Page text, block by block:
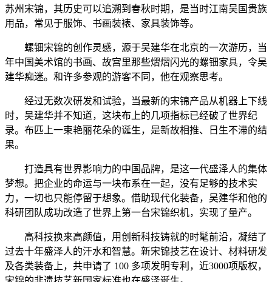
苏州宋锦，其历史可以追溯到春秋时期，是当时江南吴国贵族
用品，常见于服饰、书画装裱、家具装饰等。
螺钿宋锦的创作灵感，源于吴建华在北京的一次游历，当
年中国美术馆的书画、故宫里那些熠熠闪光的螺钿家具，令吴
建华痴迷。和许多参观的游客不同，他在观察思考。
经过无数次研发和试验，当最新的宋锦产品从机器上下线
时，吴建华并不知道，这块布上的几项指标已经破了世界纪
录。布匹上一束艳丽花朵的诞生，是新故相推、日生不滞的结
果。
打造具有世界影响力的中国品牌，是这一代盛泽人的集体
梦想。把企业的命运与一块布系在一起，没有足够的技术实
力，一切也只能停留于想象。借助现代化装备，吴建华和他的
科研团队成功改造了世界上第一台宋锦织机，实现了量产。
高科技换来高颜值，用创新科技铸就的时髦前沿，凝结了
过去十年盛泽人的汗水和智慧。新宋锦技艺在设计、材料研发
及各类装备上，共申请了 100 多项发明专利，近3000项版权，